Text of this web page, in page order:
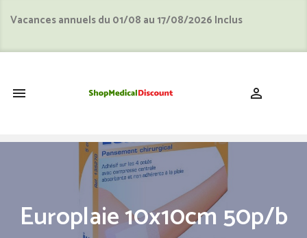
Vacances annuels du 01/08 au 17/08/2026 Inclus
 
Europlaie 10x10cm 50p/b